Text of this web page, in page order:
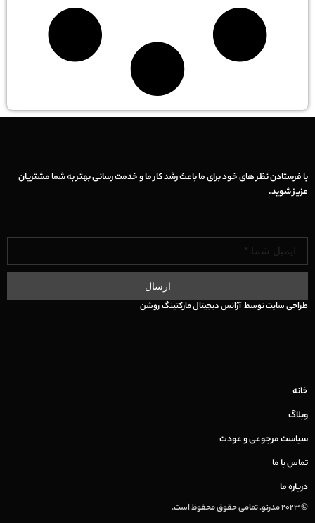
با فرستادن نظر های خود برای ما باعث رشد کار ما و خدمت رسانی بهتر به شما مشتریان
عزیز شوید.
ارسال
طراحی سایتتوسطآژانس دیجیتال مارکتینگروشن
خانه
وبلاگ
سیاست مرجوعی و عودت
تماس با ما
درباره ما
© 2023 مدرنو. تمامی حقوق محفوظ است.